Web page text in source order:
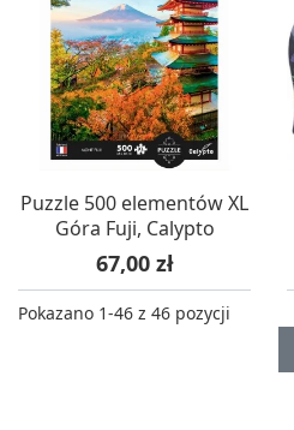
Puzzle 500 elementów XL
Góra Fuji, Calypto
Cena
67,00 zł
Pokazano 1-46 z 46 pozycji